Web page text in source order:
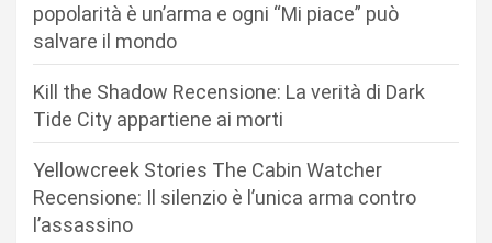
popolarità è un’arma e ogni “Mi piace” può
salvare il mondo
Kill the Shadow Recensione: La verità di Dark
Tide City appartiene ai morti
Yellowcreek Stories The Cabin Watcher
Recensione: Il silenzio è l’unica arma contro
l’assassino